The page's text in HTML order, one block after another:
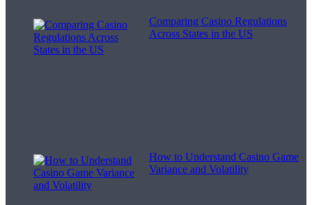
Comparing Casino Regulations
Across States in the US
How to Understand Casino Game
Variance and Volatility